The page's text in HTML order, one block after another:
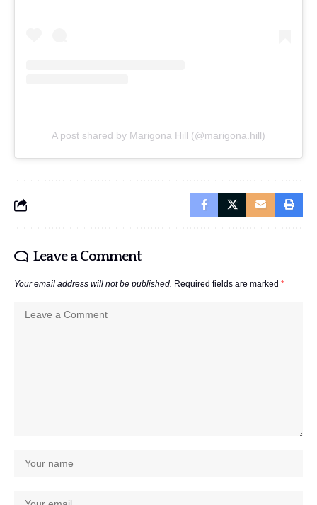
A post shared by Marigona Hill (@marigona.hill)
Leave a Comment
Your email address will not be published. Required fields are marked *